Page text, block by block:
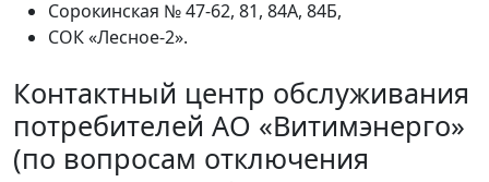
Сорокинская № 47-62, 81, 84А, 84Б,
СОК «Лесное-2».
Контактный центр обслуживания
потребителей АО «Витимэнерго»
(по вопросам отключения